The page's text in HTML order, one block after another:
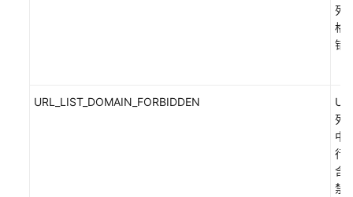
列
格
错
URL_LIST_DOMAIN_FORBIDDEN
列
中
行
含
禁